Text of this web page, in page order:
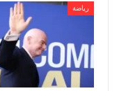
رياضة